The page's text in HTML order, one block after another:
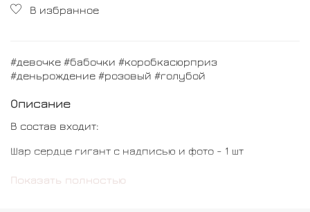
В избранное
#девочке #бабочки #коробкасюрприз
#деньрождение #розовый #голубой
Описание
В состав входит:
Шар сердце гигант с надписью и фото - 1 шт
Шар цифра - 1 шт
Показать полностью